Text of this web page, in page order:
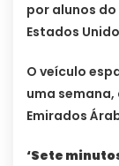
por alunos
Estados
O veículo
uma semana,
Emirados
‘Sete